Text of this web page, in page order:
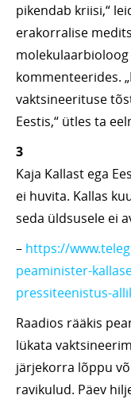
pikendab kriisi,“
erakorralise
kommenteerides.
vaktsineerituse
Eestis,“ ütles ta
3
Kaja Kallast ega
ei huvita. Kallas
seda üldsusele ei
– https://
peaminister-
pressiteenistus-
Raadios rääkis
lükata
järjekorra lõppu
ravikulud. Päev